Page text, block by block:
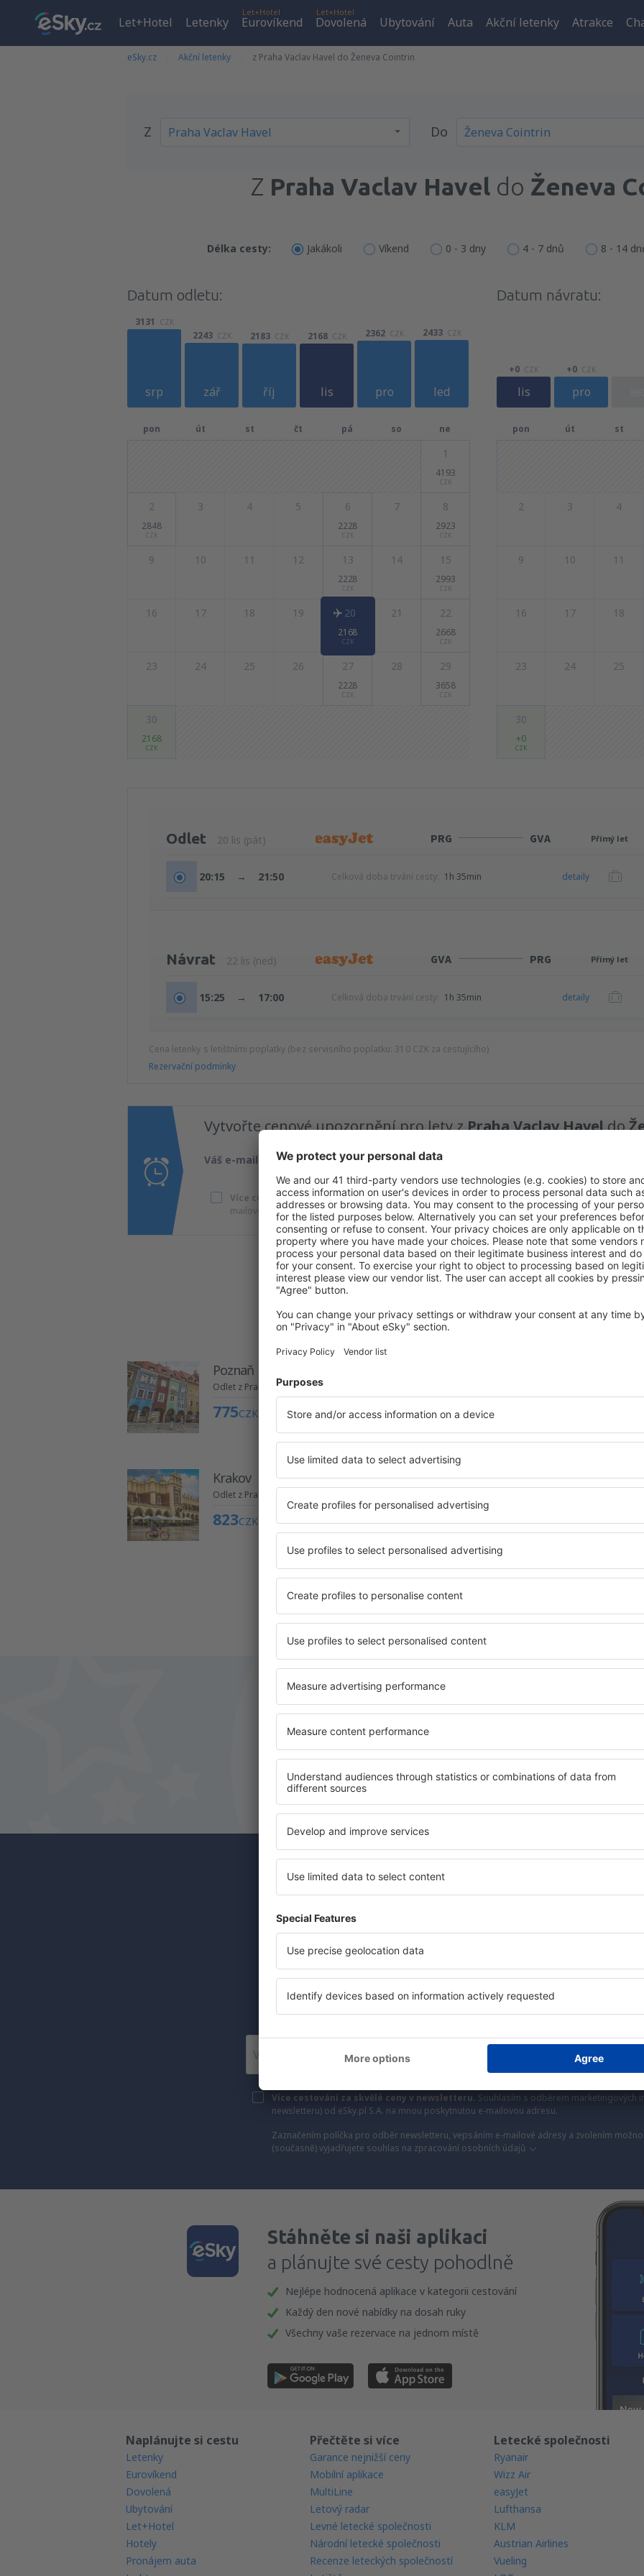
Let+Hotel Letenky
Let+Hotel
Eurovíkend
Let+Hotel
Dovolená Ubytování Auta Akční letenky Atrakce
eSky.cz Akční letenky z Praha Vaclav Havel do Ženeva Cointrin
Z Do
Z Praha Vaclav Havel do Ženeva
Délka cesty: Jakákoli Víkend 0 - 3 dny 4 - 7 dnů 8 - 14
Datum odletu:
srp
3131 CZK
zář
2243 CZK
říj
2183 CZK
lis
2168 CZK
pro
2362 CZK
led
2433 CZK
pon út st čt pá so ne
1
4193
CZK
2
2848
CZK
3 4 5 6
2228
CZK
7 8
2923
CZK
9 10 11 12 13
2228
CZK
14 15
2993
CZK
16 17 18 19 20
2168
CZK
21 22
2668
CZK
23 24 25 26 27
2228
CZK
28 29
3658
CZK
30
2168
CZK
Datum návratu:
lis
+0 CZK
pro
+0 CZK
pon út st
2 3 4
9 10 11
16 17 18
23 24 25
30
+0
CZK
Odlet 20 lis (pát) PRG GVA Přímý let
20:15 → 21:50 Celková doba trvání cesty: 1h 35min detaily
Návrat 22 lis (ned) GVA PRG Přímý let
15:25 → 17:00 Celková doba trvání cesty: 1h 35min detaily
Cena letenky s letištními poplatky (bez servisního poplatku: 310 CZKza cestujícího)
Rezervační podmínky
Vytvořte cenové upozornění pro lety zPraha Vaclav Haveldo
Váš e-mail
Více cestování za skvělé ceny v newsletteru.Souhlasím s odběrem marketingových informací
mailovou adresu.
Našli jsme pro Vás další akce
Poznaň
Odlet z Prahy
775CZK
Krakov
Odlet z Prahy
823CZK
823CZK
Kodaň
896CZK
Ukaž více akcí
Šetřete čas a peníze.
Rezervujte si Let+Hotel
eSky.cz!
Klikněte sem
Odběratelé newsletteru cestují
méně
Levné lety, dovolené, eurovíkendy - získejte informace o
akčních letenkách dříve než kdokoli jiný.
Posíláme jen to nejlepší, máte naše čestné
Více cestování za skvělé ceny v newsletteru. Souhlasím s odběrem marketingových
newsletteru) od eSky.pl S.A. na mnou poskytnutou e-mailovou adresu.
Zaznačením políčka pro odběr newsletteru, vepsáním e-mailové adresy a zvolením
(současně) vyjadřujete souhlas na zpracování osobních údajů
Stáhněte si naši aplikaci
a plánujte své cesty pohodlně
Nejlépe hodnocená aplikace v kategorii cestování
Každý den nové nabídky na dosah ruky
Všechny vaše rezervace na jednom místě
Naplánujte si cestu
Letenky
Eurovíkend
Dovolená
Ubytování
Let+Hotel
Hotely
Pronájem auta
Přečtěte si více
Garance nejnižší ceny
Mobilní aplikace
MultiLine
Letový radar
Levné letecké společnosti
Národní letecké společnosti
Recenze leteckých společností
Letecké společnosti
Ryanair
Wizz Air
easyJet
Lufthansa
KLM
Austrian Airlines
Vueling